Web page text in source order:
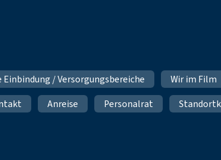
Einbindung / Versorgungsbereiche Wir im Film
Anreise Personalrat